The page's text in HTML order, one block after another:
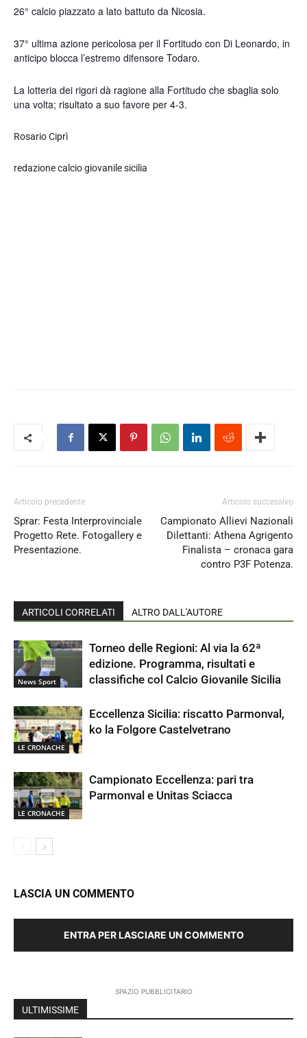
26° calcio piazzato a lato battuto da Nicosia.
37° ultima azione pericolosa per il Fortitudo con Di Leonardo, in
anticipo blocca l’estremo difensore Todaro.
La lotteria dei rigori dà ragione alla Fortitudo che sbaglia solo
una volta; risultato a suo favore per 4-3.
Rosario Ciprì
redazione calcio giovanile sicilia
Articolo precedente
Sprar: Festa Interprovinciale
Progetto Rete. Fotogallery e
Presentazione.
Articolo successivo
Campionato Allievi Nazionali
Dilettanti: Athena Agrigento
Finalista – cronaca gara
contro P3F Potenza.
ARTICOLI CORRELATI ALTRO DALL'AUTORE
News Sport
Torneo delle Regioni: Al via la 62ª
edizione. Programma, risultati e
classifiche col Calcio Giovanile Sicilia
LE CRONACHE
Eccellenza Sicilia: riscatto Parmonval,
ko la Folgore Castelvetrano
LE CRONACHE
Campionato Eccellenza: pari tra
Parmonval e Unitas Sciacca
LASCIA UN COMMENTO
ENTRA PER LASCIARE UN COMMENTO
SPAZIO PUBBLICITARIO
ULTIMISSIME